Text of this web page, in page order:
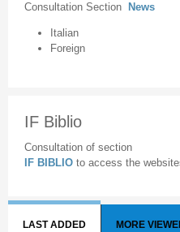
Consultation Section News
Italian
Foreign
IF Biblio
Consultation of section
IF BIBLIO to access the
LAST ADDED MORE